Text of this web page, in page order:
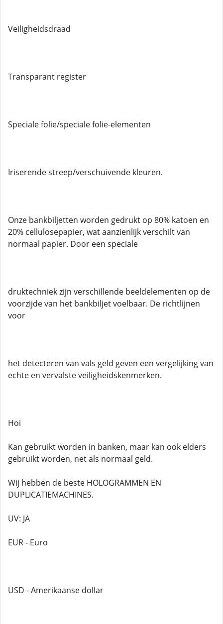
Veiligheidsdraad
Transparant register
Speciale folie/speciale folie-elementen
Iriserende streep/verschuivende kleuren.
Onze bankbiljetten worden gedrukt op 80% katoen en
20% cellulosepapier, wat aanzienlijk verschilt van
normaal papier. Door een speciale
druktechniek zijn verschillende beeldelementen op de
voorzijde van het bankbiljet voelbaar. De richtlijnen
voor
het detecteren van vals geld geven een vergelijking van
echte en vervalste veiligheidskenmerken.
Hoi
Kan gebruikt worden in banken, maar kan ook elders
gebruikt worden, net als normaal geld.
Wij hebben de beste HOLOGRAMMEN EN
DUPLICATIEMACHINES.
UV: JA
EUR - Euro
USD - Amerikaanse dollar